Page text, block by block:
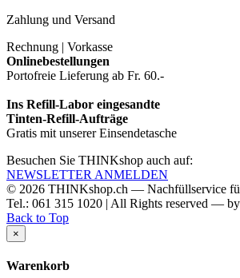
Zahlung und Versand
Rechnung | Vorkasse
Onlinebestellungen
Portofreie Lieferung ab Fr. 60.-
Ins Refill-Labor eingesandte
Tinten-Refill-Aufträge
Gratis mit unserer Einsendetasche
Besuchen Sie THINKshop auch auf:
NEWSLETTER ANMELDEN
© 2026 THINKshop.ch — Nachfüllservice
Tel.: 061 315 1020 | All Rights reserved — by
Back to Top
×
Warenkorb